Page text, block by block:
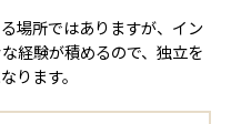
場所ではありますが、イン
経験が積めるので、独立を
ります。